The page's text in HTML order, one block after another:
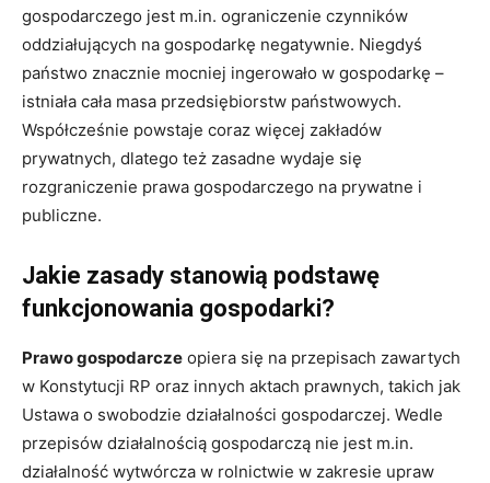
gospodarczego jest m.in. ograniczenie czynników
oddziałujących na gospodarkę negatywnie. Niegdyś
państwo znacznie mocniej ingerowało w gospodarkę –
istniała cała masa przedsiębiorstw państwowych.
Współcześnie powstaje coraz więcej zakładów
prywatnych, dlatego też zasadne wydaje się
rozgraniczenie prawa gospodarczego na prywatne i
publiczne.
Jakie zasady stanowią podstawę
funkcjonowania gospodarki?
Prawo gospodarcze opiera się na przepisach zawartych
w Konstytucji RP oraz innych aktach prawnych, takich jak
Ustawa o swobodzie działalności gospodarczej. Wedle
przepisów działalnością gospodarczą nie jest m.in.
działalność wytwórcza w rolnictwie w zakresie upraw